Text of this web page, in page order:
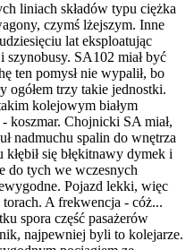
liniach składów typu ciężka
czymś lżejszym. Inne
lat eksploatując
szynobusy. SA102 miał być
ten pomysł nie wypalił, bo
ogółem trzy takie jednostki.
kolejowym białym
koszmar. Chojnicki SA miał,
nadmuchu spalin do wnętrza
się błękitnawy dymek i
do tych we wczesnych
Pojazd lekki, więc
torach. A frekwencja - cóż...
spora część pasażerów
najpewniej byli to kolejarze.